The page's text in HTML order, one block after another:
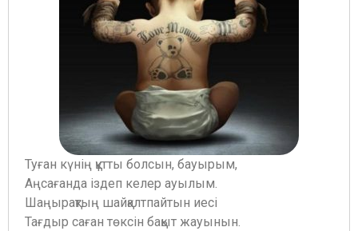
Туған күнің құтты болсын, бауырым,
Аңсағанда іздеп келер ауылым.
Шаңырақтың шайқалтпайтын иесі
Тағдыр саған төксін бақыт жауынын.